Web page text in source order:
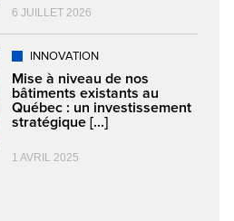
6 JUILLET 2026
INNOVATION
Mise à niveau de nos
bâtiments existants au
Québec : un investissement
stratégique [...]
1 AVRIL 2025